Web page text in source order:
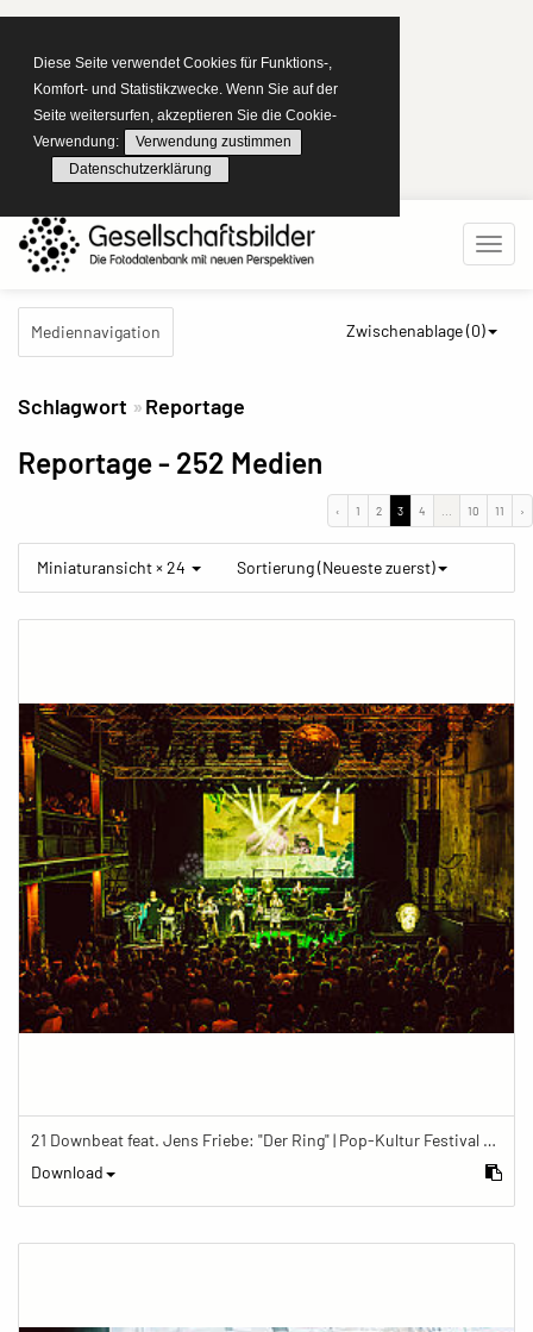
Diese Seite verwendet Cookies für Funktions-,
Komfort- und Statistikzwecke. Wenn Sie auf der
Seite weitersurfen, akzeptieren Sie die Cookie-
Verwendung:
Verwendung zustimmen
Datenschutzerklärung
Mediennavigation Zwischenablage (0)
Schlagwort Reportage
Reportage- 252 Medien
‹ 1 2 3 4 10 11 ›
Miniaturansicht × 24 Sortierung (Neueste zuerst)
21 Downbeat feat. Jens Friebe: "Der Ring" | Pop-Kultur Festival 2019
Download